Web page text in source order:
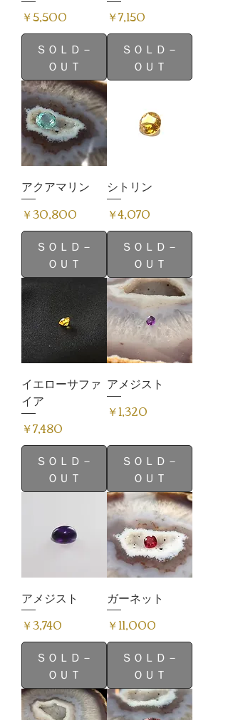
価格
￥5,500
ＳＯＬＤ－
ＯＵＴ
価格
￥7,150
ＳＯＬＤ－
ＯＵＴ
アクアマリン
価格
￥30,800
ＳＯＬＤ－
ＯＵＴ
シトリン
価格
￥4,070
ＳＯＬＤ－
ＯＵＴ
イエローサファ
イア
価格
￥7,480
ＳＯＬＤ－
ＯＵＴ
アメジスト
価格
￥1,320
ＳＯＬＤ－
ＯＵＴ
アメジスト
価格
￥3,740
ＳＯＬＤ－
ＯＵＴ
ガーネット
価格
￥11,000
ＳＯＬＤ－
ＯＵＴ